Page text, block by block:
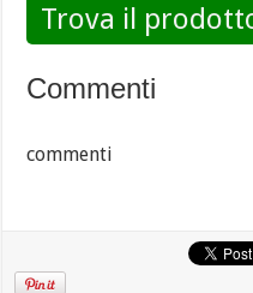
Trova il
Commenti
commenti